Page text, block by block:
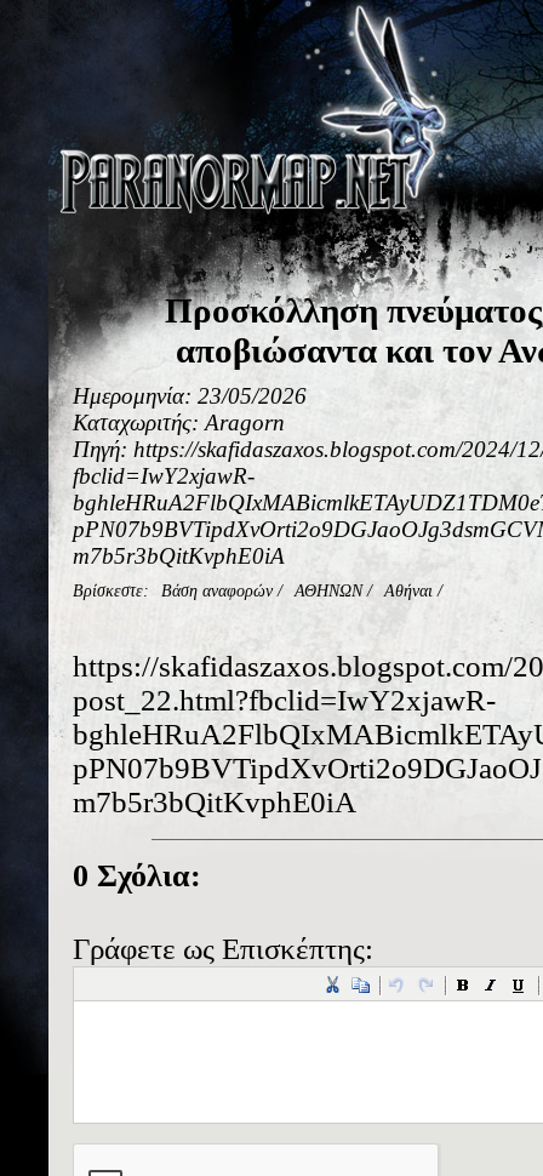
Προσκόλληση
αποβιώσαντα και τον
Ημερομηνία: 23/05/2026
Καταχωριτής: Aragorn
Πηγή: https://skafidaszaxos.blogspot.com/2024/
fbclid=IwY2xjawR-
m7b5r3bQitKvphE0iA
Βρίσκεστε: Βάση αναφορών/ ΑΘΗΝΩΝ/ Αθήναι /
https://skafidaszaxos.blogspot.com/
post_22.html?fbclid=IwY2xjawR-
m7b5r3bQitKvphE0iA
0 Σχόλια:
Γράφετε ως Επισκέπτης: